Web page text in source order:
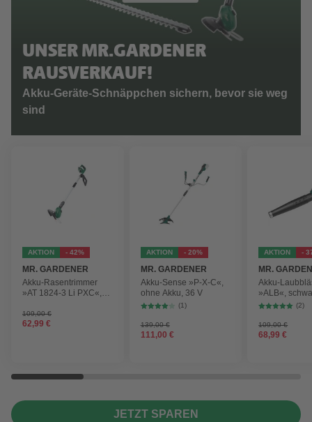
UNSER MR.GARDENER
RAUSVERKAUF!
Akku-Geräte-Schnäppchen sichern, bevor sie weg
sind
AKTION - 42%
MR. GARDENER
Akku-Rasentrimmer
»AT 1824-3 Li PXC«,
109,00 €
62,99 €
AKTION - 20%
MR. GARDENER
Akku-Sense »P-X-C«,
ohne Akku, 36 V
(1)
139,00 €
111,00 €
AKTION -
MR.
Akku-
»ALB«,
max.
210 km/h
(2)
109,00 €
68,99 €
JETZT SPAREN